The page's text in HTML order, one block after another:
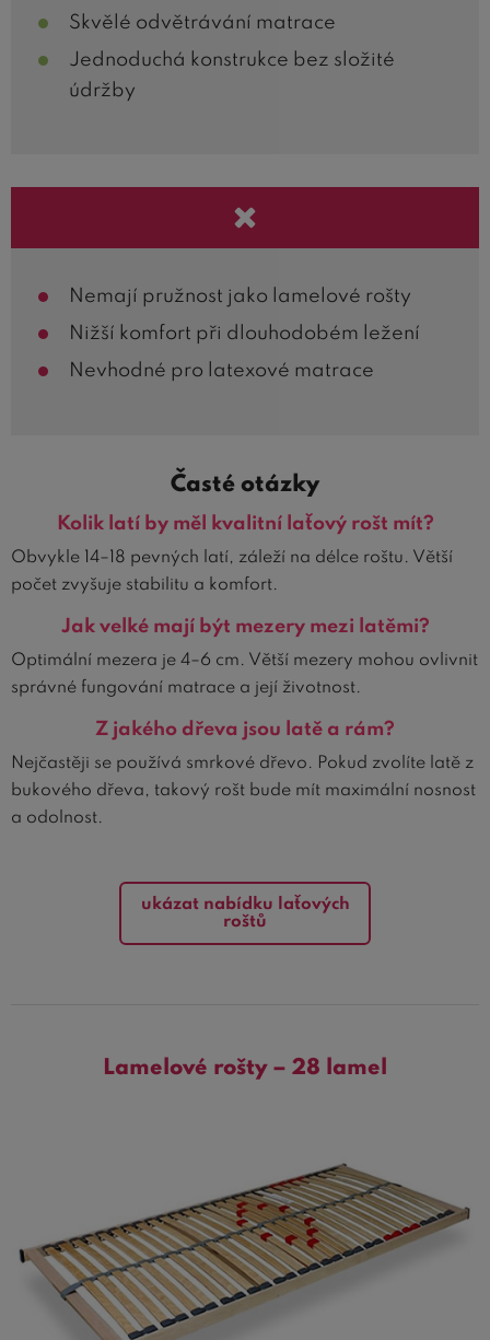
Skvělé odvětrávání matrace
Jednoduchá konstrukce bez složité
údržby
Nemají pružnost jako lamelové rošty
Nižší komfort při dlouhodobém ležení
Nevhodné pro latexové matrace
Časté otázky
Kolik latí by měl kvalitní laťový rošt mít?
Obvykle 14–18 pevných latí, záleží na délce roštu. Větší
počet zvyšuje stabilitu a komfort.
Jak velké mají být mezery mezi latěmi?
Optimální mezera je 4–6 cm. Větší mezery mohou ovlivnit
správné fungování matrace a její životnost.
Z jakého dřeva jsou latě a rám?
Nejčastěji se používá smrkové dřevo. Pokud zvolíte latě z
bukového dřeva, takový rošt bude mít maximální nosnost
a odolnost.
ukázat nabídku laťových
roštů
Lamelové rošty – 28 lamel